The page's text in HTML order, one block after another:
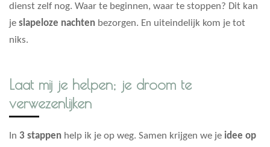
dienst zelf nog. Waar te beginnen, waar te stoppen? Dit kan
je slapeloze nachten bezorgen. En uiteindelijk kom je tot
niks.
Laat mij je helpen; je droom te
verwezenlijken
In 3 stappen help ik je op weg. Samen krijgen we je idee op